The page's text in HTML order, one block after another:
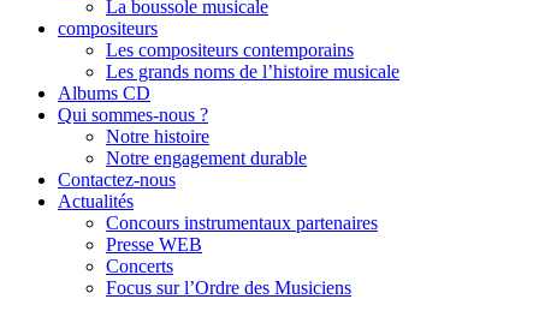
La boussole musicale
compositeurs
Les compositeurs contemporains
Les grands noms de l’histoire musicale
Albums CD
Qui sommes-nous ?
Notre histoire
Notre engagement durable
Contactez-nous
Actualités
Concours instrumentaux partenaires
Presse WEB
Concerts
Focus sur l’Ordre des Musiciens